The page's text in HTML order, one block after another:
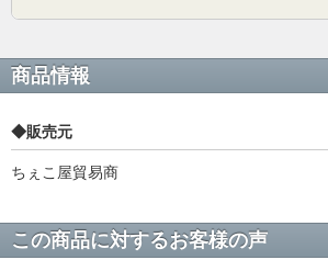
商品情報
◆販売元
ちぇこ屋貿易商
この商品に対するお客様の声